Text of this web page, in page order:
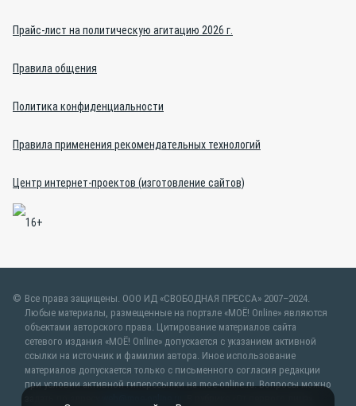
Прайс-лист на политическую агитацию 2026 г.
Правила общения
Политика конфиденциальности
Правила применения рекомендательных технологий
Центр интернет-проектов (изготовление сайтов)
Все права защищены. ООО ИД «СВОБОДНАЯ ПРЕССА» 2007–2024.
Любые материалы, размещенные на портале «МОЁ! Online» являются
объектами авторского права. Цитирование материалов сайта
сетевого издания «МОЁ! Online» допускается с указанием активной
ссылки на источник и фамилии автора. Иное использование
материалов допускается только с письменного согласия редакции
при условии активной гиперссылки на moe-online.ru. Вопросы можно